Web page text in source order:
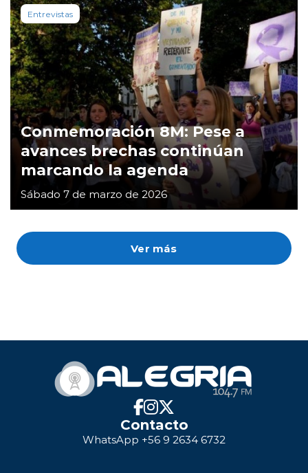
Ver más
Entrevistas
Conmemoración 8M: Pese a
avances brechas continúan
marcando la agenda
Sábado 7 de marzo de 2026
Contacto
WhatsApp +56 9 2634 6732